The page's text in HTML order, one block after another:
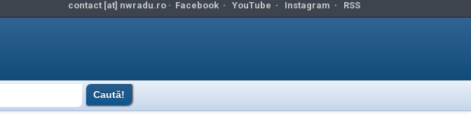
contact [at] nwradu.ro · Facebook· YouTube · Instagram · RSS